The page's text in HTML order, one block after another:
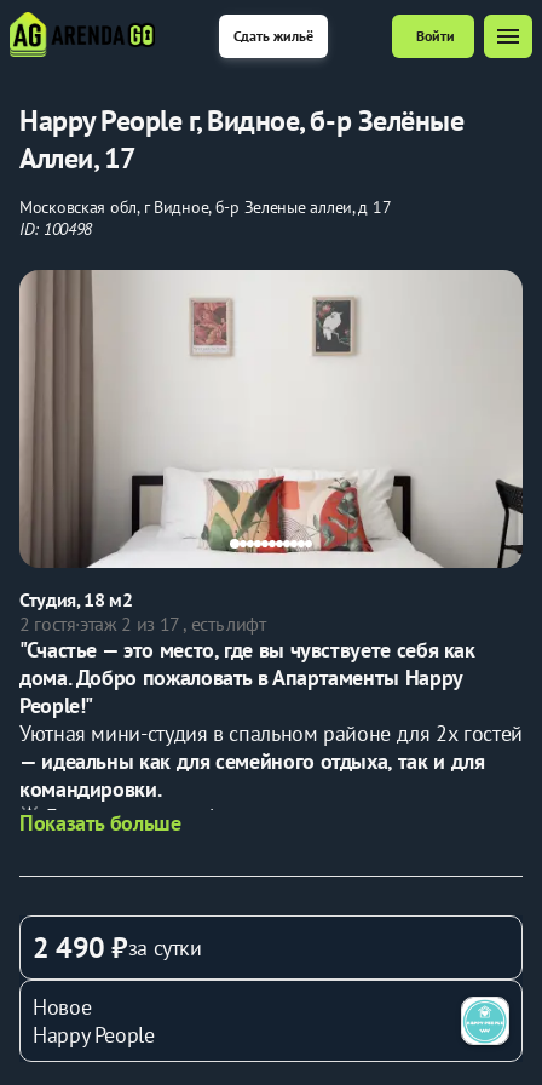
Сдать жильё Войти menu
Happy People г, Видное, б-р Зелёные
Аллеи, 17
Московская обл, г Видное, б-р Зеленые аллеи, д 17
ID: 100498
Студия, 18 м2
2 гостя·этаж 2 из 17 , есть лифт
"Счастье — это место, где вы чувствуете себя как
дома. Добро пожаловать в Апартаменты Happy
People!"
— идеальны как для семейного отдыха, так и для
командировки.
🌟 Гарантируем комфортное проживание и чистоту.
документы.
✅
KОМФОРТА:
- Диван-кpoвaть зaстeлена пocтельным бельем для 2x
гoстей
- Двa кoмплекта полотeнeц для кaждогo гостя
(банное, для рук и лица)
Показать больше
2 490 ₽за сутки
Новое
Happy People